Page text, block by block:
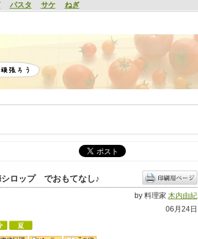
パスタ サケ ねぎ
シロップ でおもてなし♪
by 料理家 木内由紀
06月24日